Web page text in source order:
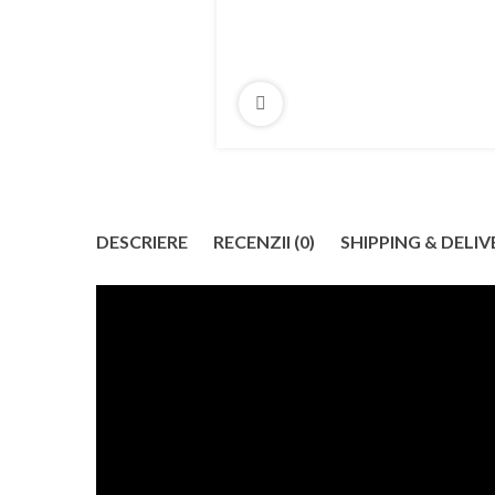
DESCRIERE RECENZII (0) SHIPPING &